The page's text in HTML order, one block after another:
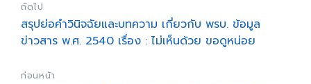
ถัดไป
สรุปย่อคำวินิจฉัยและบทความ เกี่ยวกับ พรบ. ข้อมูล
ข่าวสาร พ.ศ. 2540 เรื่อง : ไม่เห็นด้วย ขอดูหน่อย
ก่อนหน้า